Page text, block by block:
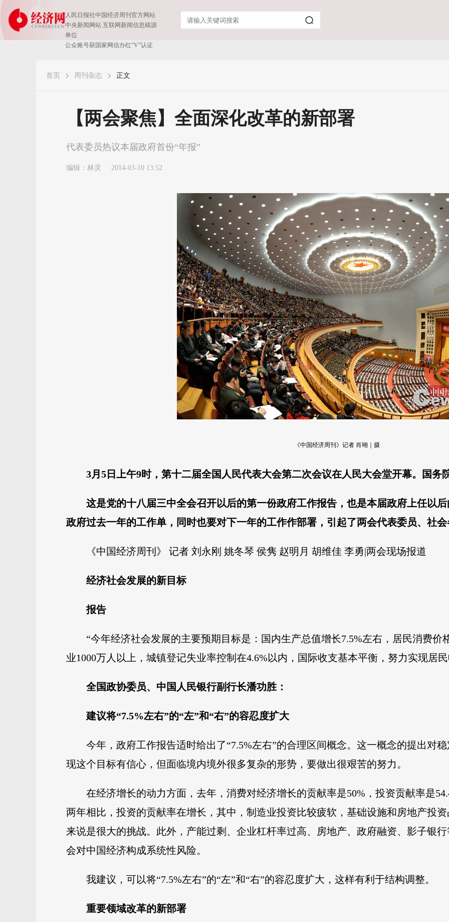
人民日报社中国经济周刊官方网站
中央新闻网站 互联网新闻信息稿源
单位
公众账号获国家网信办红“V”认证
首页 周刊杂志 正文
【两会聚焦】全面深化改革的新部署
代表委员热议本届政府首份“年报”
编辑：林灵 2014-03-10 13:52
《中国经济周刊》记者 肖翊｜摄
3月5日上午9时，第十二届全国人民代表大会第二次会议在人民大会堂开幕。国务
这是党的十八届三中全会召开以后的第一份政府工作报告，也是本届政府上任以
政府过去一年的工作单，同时也要对下一年的工作作部署，引起了两会代表委员、社
《中国经济周刊》 记者 刘永刚 姚冬琴 侯隽 赵明月 胡维佳 李勇|两会现场报道
经济社会发展的新目标
报告
“今年经济社会发展的主要预期目标是：国内生产总值增长7.5%左右，居民消费价
业1000万人以上，城镇登记失业率控制在4.6%以内，国际收支基本平衡，努力实现居
全国政协委员、中国人民银行副行长潘功胜：
建议将“7.5%左右”的“左”和“右”的容忍度扩大
今年，政府工作报告适时给出了“7.5%左右”的合理区间概念。这一概念的提出对
现这个目标有信心，但面临境内境外很多复杂的形势，要做出很艰苦的努力。
在经济增长的动力方面，去年，消费对经济增长的贡献率是50%，投资贡献率是
两年相比，投资的贡献率在增长，其中，制造业投资比较疲软，基础设施和房地产投
来说是很大的挑战。此外，产能过剩、企业杠杆率过高、房地产、政府融资、影子银
会对中国经济构成系统性风险。
我建议，可以将“7.5%左右”的“左”和“右”的容忍度扩大，这样有利于结构调整。
重要领域改革的新部署